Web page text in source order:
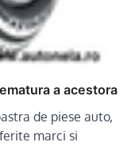
a acestora
de piese auto,
marci si